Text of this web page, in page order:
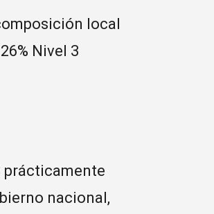
local
Nivel 3
prácticamente
nacional,